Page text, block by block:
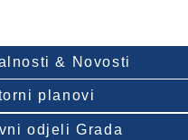
& Novosti
planovi
odjeli Grada